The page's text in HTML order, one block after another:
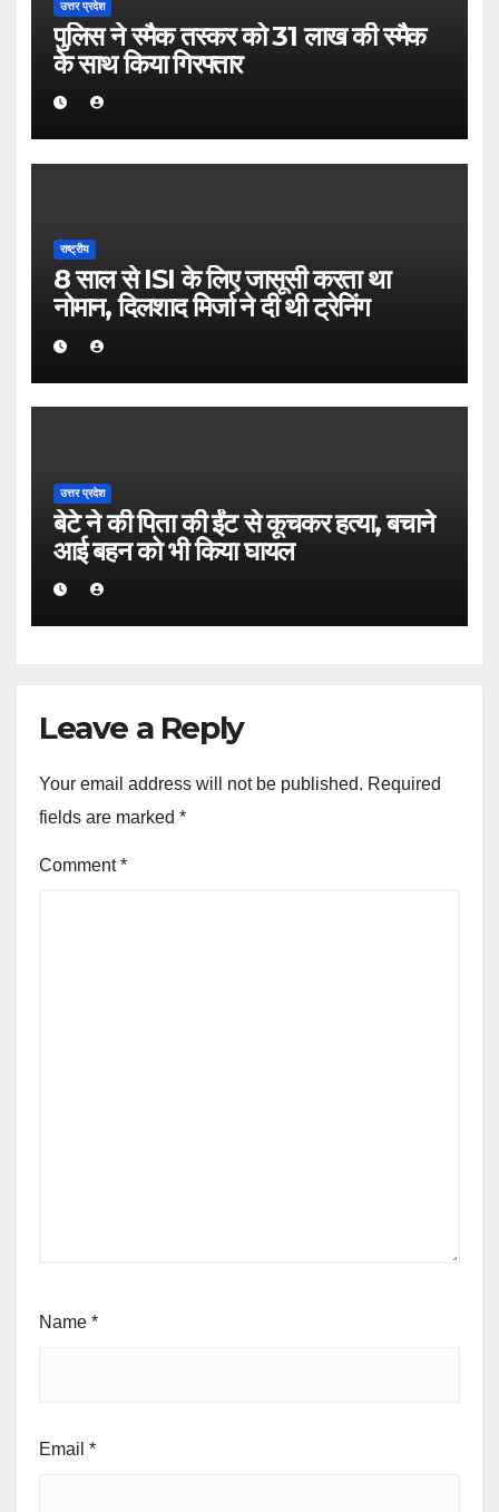
उत्तर प्रदेश
पुलिस ने स्मैक तस्कर को 31 लाख की स्मैक
के साथ किया गिरफ्तार
राष्ट्रीय
8 साल से ISI के लिए जासूसी करता था
नोमान, दिलशाद मिर्जा ने दी थी ट्रेनिंग
उत्तर प्रदेश
बेटे ने की पिता की ईंट से कूचकर हत्या, बचाने
आई बहन को भी किया घायल
Leave a Reply
Your email address will not be published. Required
fields are marked *
Comment*
Name *
Email *